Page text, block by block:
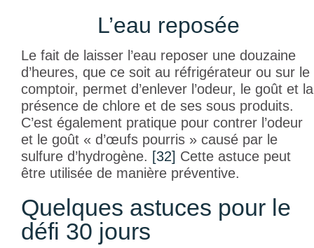
L’eau reposée
Le fait de laisser l’eau reposer une douzaine
d’heures, que ce soit au réfrigérateur ou sur le
comptoir, permet d’enlever l’odeur, le goût et la
présence de chlore et de ses sous produits.
C’est également pratique pour contrer l’odeur
et le goût « d’œufs pourris » causé par le
sulfure d’hydrogène. [32] Cette astuce peut
être utilisée de manière préventive.
Quelques astuces pour le
défi 30 jours